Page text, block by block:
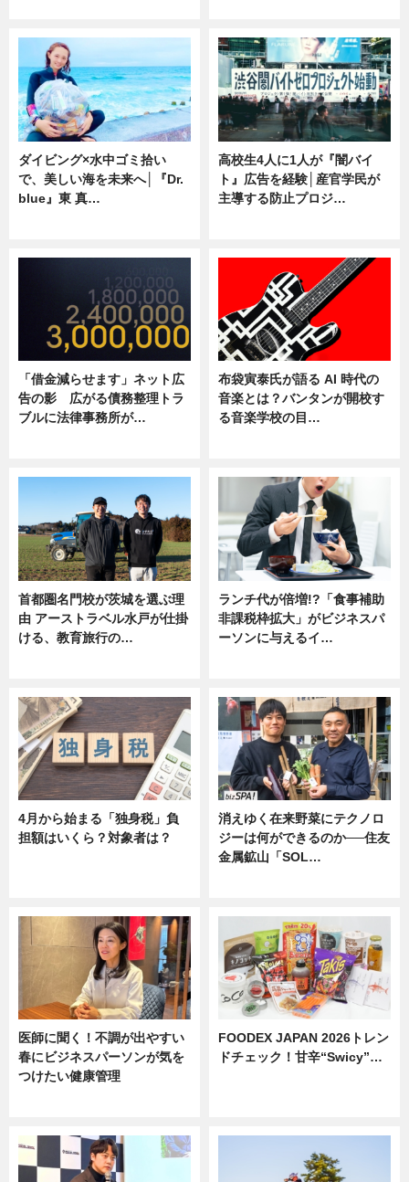
ダイビング×水中ゴミ拾い
で、美しい海を未来へ│『Dr.
blue』東 真…
高校生4人に1人が『闇バイ
ト』広告を経験│産官学民が
主導する防止プロジ…
「借金減らせます」ネット広
告の影 広がる債務整理トラ
ブルに法律事務所が…
布袋寅泰氏が語る AI 時代の
音楽とは？バンタンが開校す
る音楽学校の目…
首都圏名門校が茨城を選ぶ理
由 アーストラベル水戸が仕掛
ける、教育旅行の…
ランチ代が倍増!?「食事補助
非課税枠拡大」がビジネスパ
ーソンに与えるイ…
4月から始まる「独身税」負
担額はいくら？対象者は？
消えゆく在来野菜にテクノロ
ジーは何ができるのか──住友
金属鉱山「SOL…
医師に聞く！不調が出やすい
春にビジネスパーソンが気を
つけたい健康管理
FOODEX JAPAN 2026トレン
ドチェック！甘辛“Swicy”…